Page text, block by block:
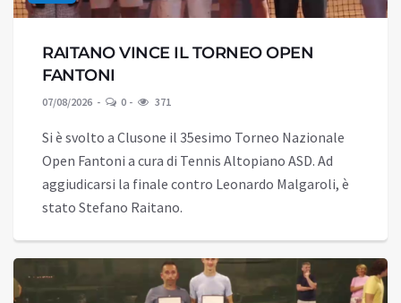
RAITANO VINCE IL TORNEO OPEN
FANTONI
07/08/2026 0 371
Si è svolto a Clusone il 35esimo Torneo Nazionale
Open Fantoni a cura di Tennis Altopiano ASD. Ad
aggiudicarsi la finale contro Leonardo Malgaroli, è
stato Stefano Raitano.